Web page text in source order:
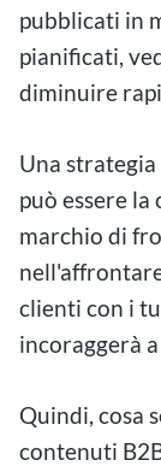
pubblicati in
pianificati,
diminuire
Una
può essere
marchio di
clienti con i
incoraggerà
Quindi, cosa
contenuti